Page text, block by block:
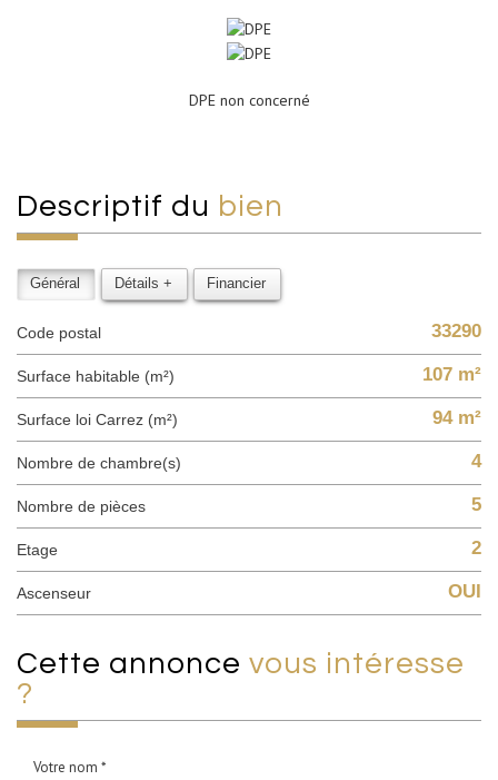
DPE non concerné
descriptif du bien
Général Détails + Financier
Code postal 33290
Surface habitable (m²) 107 m²
Surface loi Carrez (m²) 94 m²
Nombre de chambre(s) 4
Nombre de pièces 5
Etage 2
Ascenseur OUI
cette annonce vous intéresse
?
Votre nom *